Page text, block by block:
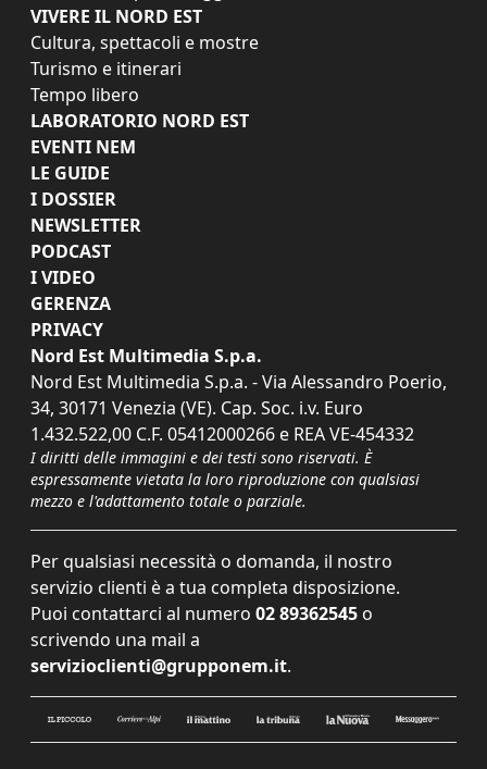
VIVERE IL NORD EST
Cultura, spettacoli e mostre
Turismo e itinerari
Tempo libero
LABORATORIO NORD EST
EVENTI NEM
LE GUIDE
I DOSSIER
NEWSLETTER
PODCAST
I VIDEO
GERENZA
PRIVACY
Nord Est Multimedia S.p.a.
Nord Est Multimedia S.p.a. - Via Alessandro Poerio,
34, 30171 Venezia (VE). Cap. Soc. i.v. Euro
1.432.522,00 C.F. 05412000266 e REA VE-454332
I diritti delle immagini e dei testi sono riservati. È
espressamente vietata la loro riproduzione con qualsiasi
mezzo e l'adattamento totale o parziale.
Per qualsiasi necessità o domanda, il nostro
servizio clienti è a tua completa disposizione.
Puoi contattarci al numero 02 89362545 o
scrivendo una mail a
servizioclienti@grupponem.it.